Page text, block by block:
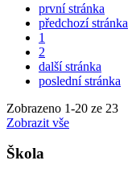
první stránka
předchozí stránka
1
2
další stránka
poslední stránka
Zobrazeno 1-20 ze 23
Zobrazit vše
Škola